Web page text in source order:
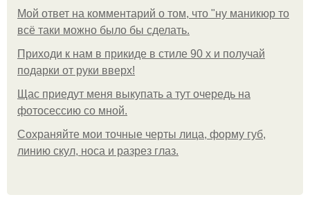
Мой ответ на комментарий о том, что "ну маникюр то
всё таки можно было бы сделать.
Приходи к нам в прикиде в стиле 90 х и получай
подарки от руки вверх!
Щас приедут меня выкупать а тут очередь на
фотосессию со мной.
Сохраняйте мои точные черты лица, форму губ,
линию скул, носа и разрез глаз.